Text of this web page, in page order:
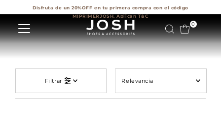
Disfruta de un 20%OFF en tu primera compra con el código
MIPRIMERJOSH. Aplican T&C
0
Filtrar
Características